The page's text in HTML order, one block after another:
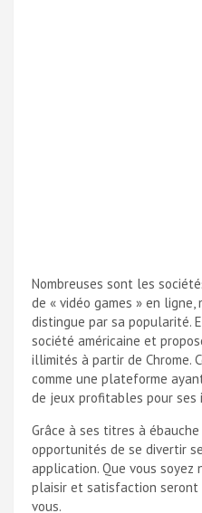
Nombreuses sont les
de « vidéo games » en
distingue par sa popularité.
société américaine et
illimités à partir de Chrome.
comme une plateforme
de jeux profitables pour ses
Grâce à ses titres à
opportunités de se divertir
application. Que vous soyez
plaisir et satisfaction seront
vous.